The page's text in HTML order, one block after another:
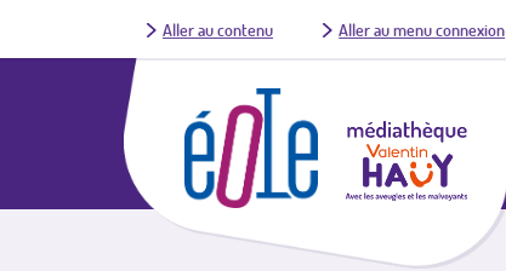
Aller au contenu Aller au menu connexion